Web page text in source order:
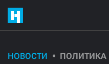
НОВОСТИ ПОЛИТИКА